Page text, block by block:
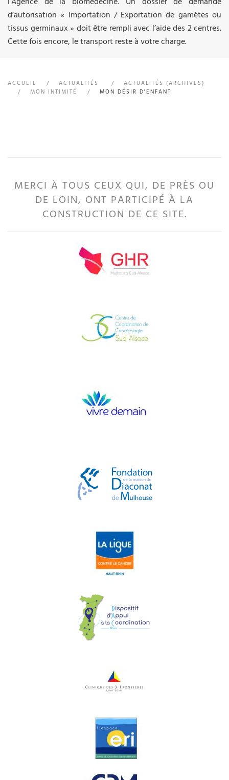
d’autorisation « Importation / Exportation de gamètes ou
tissus germinaux » doit être rempli avec l’aide des 2 centres.
Cette fois encore, le transport reste à votre charge.
ACCUEIL ACTUALITÉS
ACTUALITÉS (ARCHIVES)
MON INTIMITÉ
MON DÉSIR D'ENFANT
MERCI À TOUS CEUX QUI, DE PRÈS OU
DE LOIN, ONT PARTICIPÉ À LA
CONSTRUCTION DE CE SITE.